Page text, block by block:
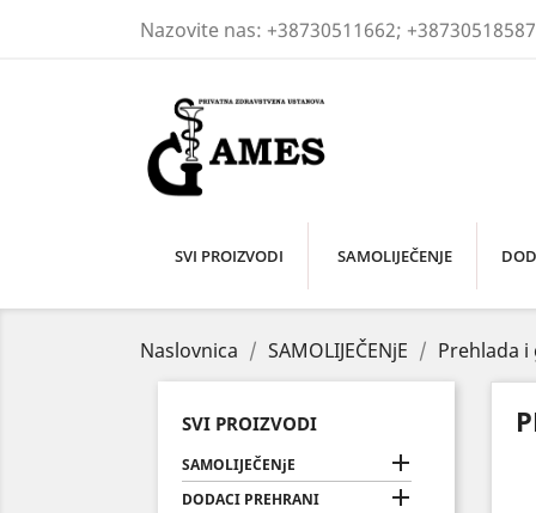
Nazovite nas: +38730511662; +38730518587
SVI PROIZVODI SAMOLIJEČENJE
Naslovnica SAMOLIJEČENjE Prehlada
SVI PROIZVODI
SAMOLIJEČENjE 
DODACI PREHRANI 